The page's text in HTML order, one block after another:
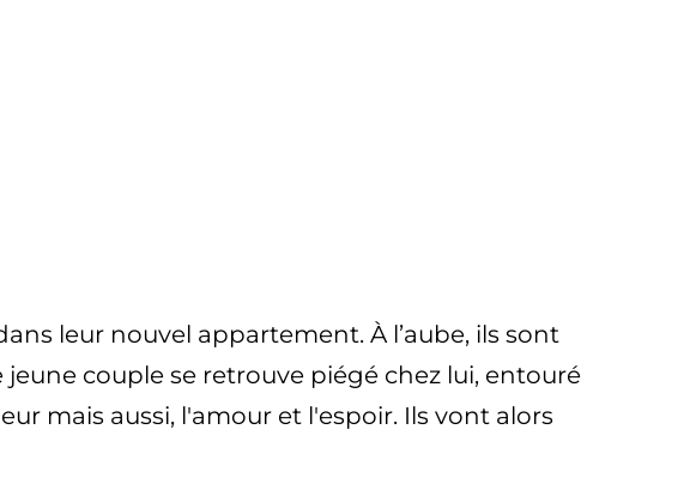
leur nouvel appartement. À l’aube, ils sont
jeune couple se retrouve piégé chez lui, entouré
mais aussi, l'amour et l'espoir. Ils vont alors